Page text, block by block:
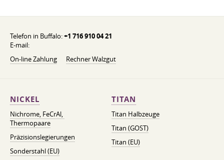
Telefon in Buffalo:+1 716 910 04 21
E-mail:
On-line Zahlung
Rechner Walzgut
NICKEL
Nichrome, FeСrAl, ​​
Thermopaare
Präzisionslegierungen
Sonderstahl (EU)
TITAN
Titan Halbzeuge
Titan (GOST)
Titan (EU)